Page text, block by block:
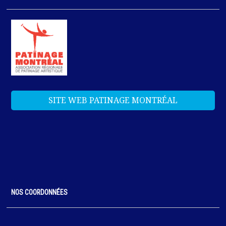
SITE WEB PATINAGE MONTRÉAL
NOS COORDONNÉES